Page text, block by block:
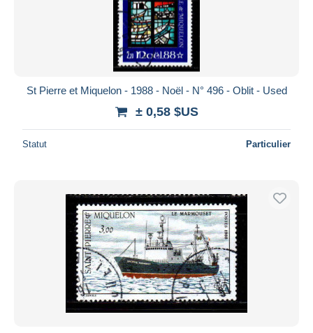
St Pierre et Miquelon - 1988 - Noël - N° 496 - Oblit - Used
± 0,58 $US
Statut Particulier